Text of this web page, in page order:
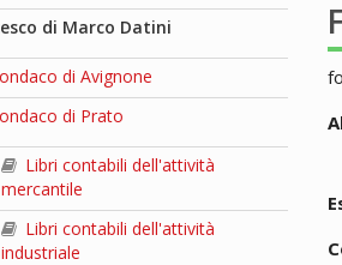
di Marco Datini
di Avignone
di Prato
Libri contabili dell'attività
mercantile
Libri contabili dell'attività
industriale